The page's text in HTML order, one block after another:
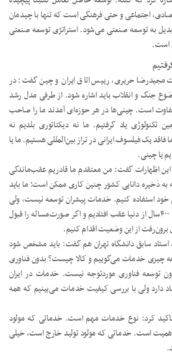
اجتماعی و حتی فرهنگی است که تنها با چیدمان
به توسعه صنعتی می‌شود. استراتژی توسعه صنعتی
است.
حریری، رییس اتاق ایران و چین گفت: در
جنگ و انقلاب باید اشاره شود. از طرفی مدل رشد
است. چینی‌ها در هر حوزه‌ای آمدند ما را صاحب
تکنولوژی یاد گرفتیم. ما نه دیکتاتوری بلدیم نه
یک فیلسوف ایرانی در تراز بین‌المللی هستیم. ما یا
یا چینی.
این اظهارات گفت: من معتقدم ما قادریم عقب‌ماندگی
به ذخیره دانایی کشور چنین کاری ممکن است؛ ما باید
خود استفاده کنیم. خدمات پیشران توسعه نیست، ولی
در توسعه اثرگذار است. ما ۴۰۰‌سال از دنیا عقب افتادیم و اگر صورت‌مساله را قبول
برون‌رفت از این وضعیت اقدام کنیم.
استاد سابق دانشگاه تهران هم گفت: باید مشخص شود
خدمات می‌گوییم و کالا چیست؟ بدون فناوری
توسعه فناوری موردتوجه نیست. خدمات در ایران
دارد ولی با بررسی کیفیت خدمات می‌بینیم که همه
کرد: نوع خدمات مهم است. خدماتی که مولود
است. خدماتی که مولود تولید خارج است، خیلی